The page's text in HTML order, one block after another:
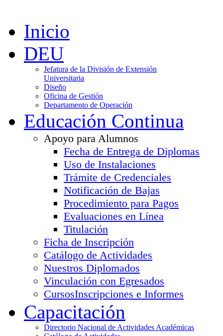
Inicio
DEU
Jefatura de la División de Extensión
Universitaria
Diseño
Oficina de Gestión
Departamento de Operación
Educación Continua
Apoyo para Alumnos
Fecha de Entrega de Diplomas
Uso de Instalaciones
Trámite de Credenciales
Notificación de Bajas
Procedimiento para Pagos
Evaluaciones en Línea
Titulación
Ficha de Inscripción
Catálogo de Actividades
Nuestros Diplomados
Vinculación con Egresados
CursosInscripciones e Informes
Capacitación
Directorio Nacional de Actividades Académicas